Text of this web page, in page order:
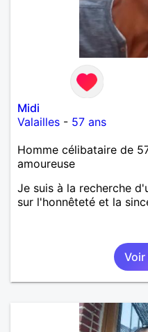
Midi
Valailles - 57 ans
Homme célibataire de
amoureuse
Je suis à la recherche
sur l'honnêteté et la